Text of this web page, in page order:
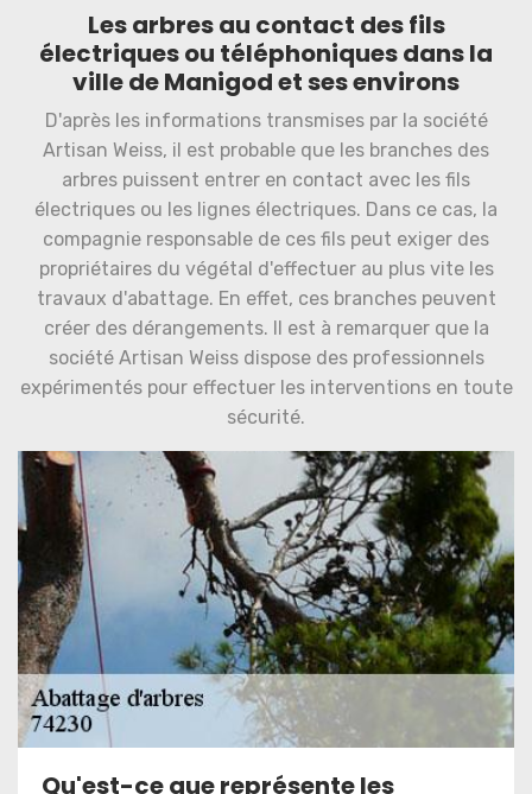
Les arbres au contact des fils
électriques ou téléphoniques dans la
ville de Manigod et ses environs
D'après les informations transmises par la société
Artisan Weiss, il est probable que les branches des
arbres puissent entrer en contact avec les fils
électriques ou les lignes électriques. Dans ce cas, la
compagnie responsable de ces fils peut exiger des
propriétaires du végétal d'effectuer au plus vite les
travaux d'abattage. En effet, ces branches peuvent
créer des dérangements. Il est à remarquer que la
société Artisan Weiss dispose des professionnels
expérimentés pour effectuer les interventions en toute
sécurité.
Qu'est-ce que représente les